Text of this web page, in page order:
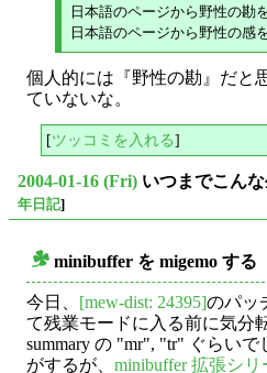
日本語のページから野性
個人的には『野性の勘』だと
ていないな。
[ツッコミを入れる]
2004-01-16 (Fri) いつまでこん
年日記]
minibuffer を migemo する
今日、 [mew-dist: 24395]のパッ
て残業モードに入る前に気分
summary の "mr", "tr" ぐらい
がするが、 minibuffer 拡張シリ